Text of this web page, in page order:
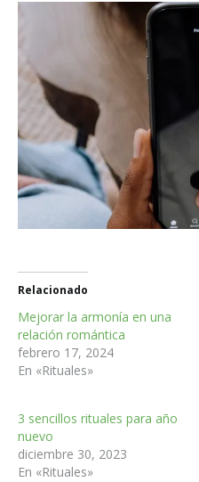
Relacionado
Mejorar la armonía en una
relación romántica
febrero 17, 2024
En «Rituales»
3 sencillos rituales para año
nuevo
diciembre 30, 2023
En «Rituales»